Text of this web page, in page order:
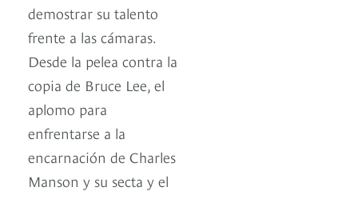
demostrar su talento
frente a las cámaras.
Desde la pelea contra la
copia de Bruce Lee, el
aplomo para
enfrentarse a la
encarnación de Charles
Manson y su secta y el